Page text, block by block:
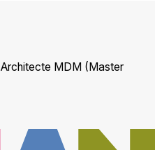
Architecte MDM (Master